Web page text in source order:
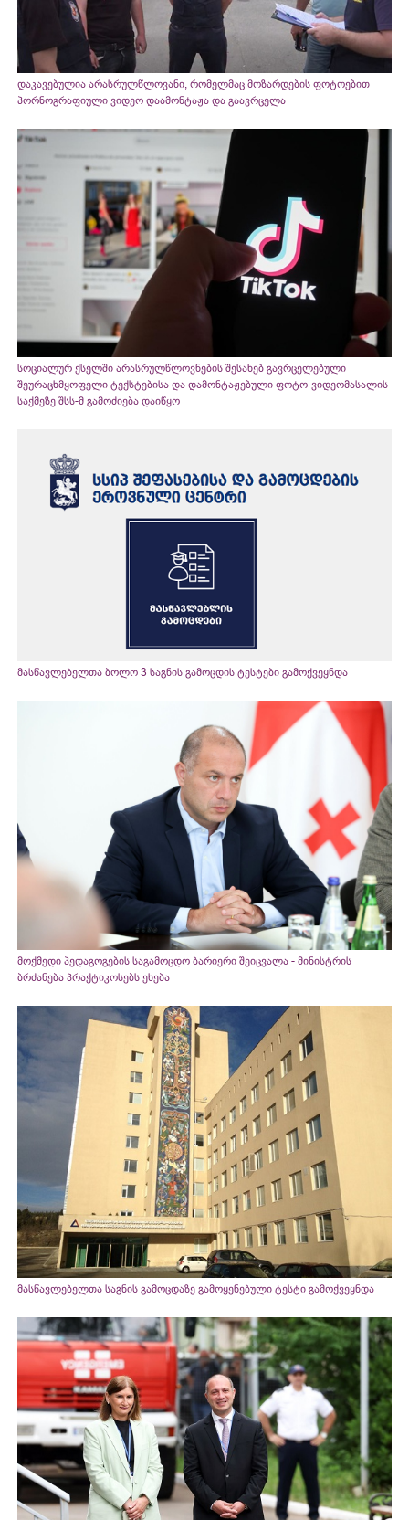
დაკავებულია არასრულწლოვანი, რომელმაც მოზარდების ფოტოებით
პორნოგრაფიული ვიდეო დაამონტაჟა და გაავრცელა
სოციალურ ქსელში არასრულწლოვნების შესახებ გავრცელებული
შეურაცხმყოფელი ტექსტებისა და დამონტაჟებული ფოტო-ვიდეომასალის
საქმეზე შსს-მ გამოძიება დაიწყო
მასწავლებელთა ბოლო 3 საგნის გამოცდის ტესტები გამოქვეყნდა
მოქმედი პედაგოგების საგამოცდო ბარიერი შეიცვალა - მინისტრის
ბრძანება პრაქტიკოსებს ეხება
მასწავლებელთა საგნის გამოცდაზე გამოყენებული ტესტი გამოქვეყნდა